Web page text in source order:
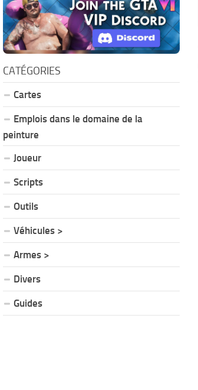
CATÉGORIES
Cartes
Emplois dans le domaine de la
peinture
Joueur
Scripts
Outils
Véhicules >
Armes >
Divers
Guides